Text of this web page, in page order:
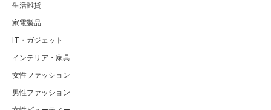
生活雑貨
家電製品
IT・ガジェット
インテリア・家具
女性ファッション
男性ファッション